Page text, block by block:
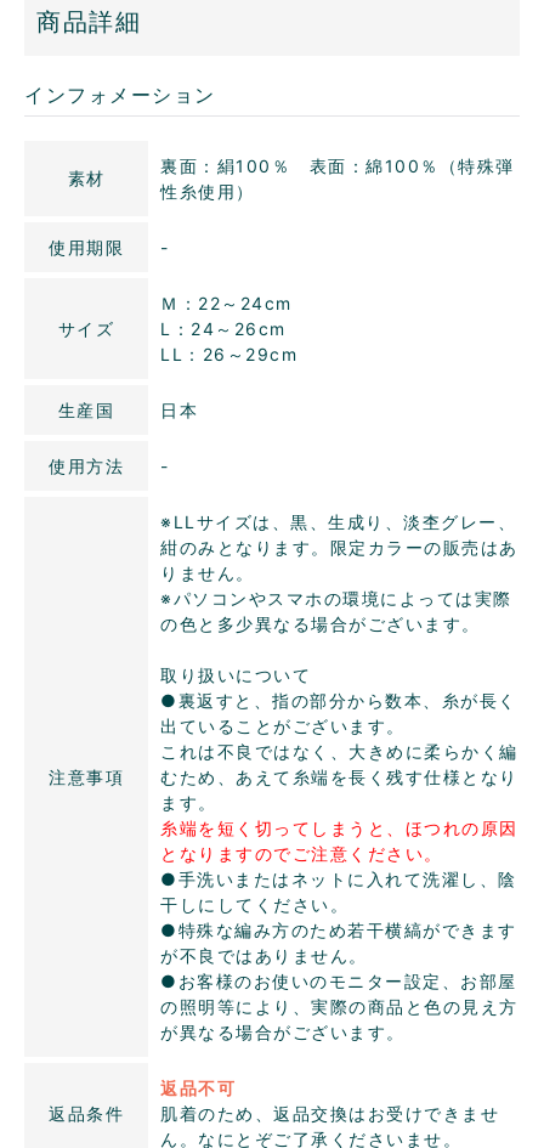
商品詳細
インフォメーション
素材
裏面：絹100％ 表面：綿100％（特殊弾
性糸使用）
使用期限 -
サイズ
Ｍ：22～24cm
L：24～26cm
LL：26～29cm
生産国 日本
使用方法 -
注意事項
※LLサイズは、黒、生成り、淡杢グレー、
紺のみとなります。限定カラーの販売はあ
りません。
※パソコンやスマホの環境によっては実際
の色と多少異なる場合がございます。
取り扱いについて
●裏返すと、指の部分から数本、糸が長く
出ていることがございます。
これは不良ではなく、大きめに柔らかく編
むため、あえて糸端を長く残す仕様となり
ます。
糸端を短く切ってしまうと、ほつれの原因
となりますのでご注意ください。
●手洗いまたはネットに入れて洗濯し、陰
干しにしてください。
●特殊な編み方のため若干横縞ができます
が不良ではありません。
●お客様のお使いのモニター設定、お部屋
の照明等により、実際の商品と色の見え方
が異なる場合がございます。
返品条件
返品不可
肌着のため、返品交換はお受けできませ
ん。なにとぞご了承くださいませ。